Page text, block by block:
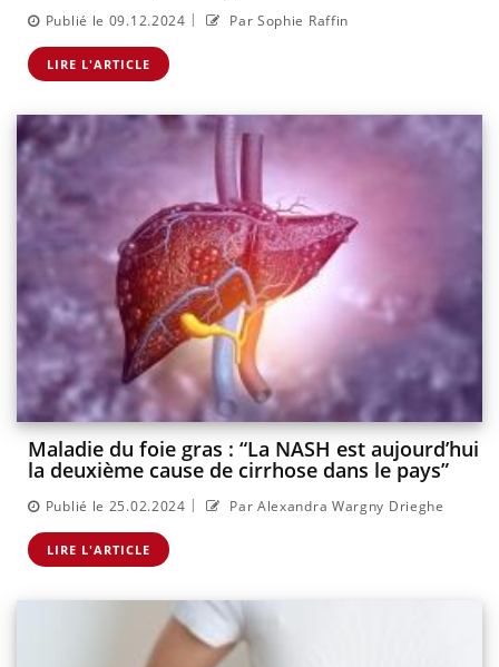
Publié le 09.12.2024 | Par Sophie Raffin
LIRE L'ARTICLE
Maladie du foie gras : “La NASH est aujourd’hui
la deuxième cause de cirrhose dans le pays”
Publié le 25.02.2024 | Par Alexandra Wargny Drieghe
LIRE L'ARTICLE